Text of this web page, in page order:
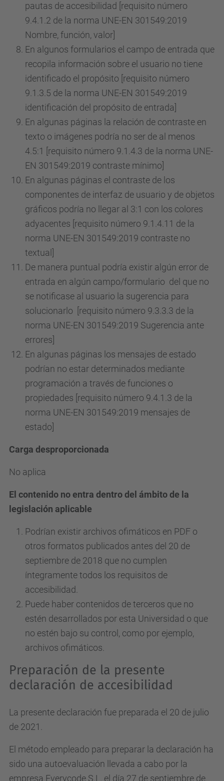
pautas de accesibilidad [requisito número
9.4.1.2 de la norma UNE-EN 301549:2019
Nombre, función, valor]
En algunos formularios el campo de entrada que
recopila información sobre el usuario no tiene
identificado el propósito [requisito número
9.1.3.5 de la norma UNE-EN 301549:2019
identificación del propósito de entrada]
En algunas páginas la relación de contraste en
texto o imágenes podría no ser de al menos
4.5:1 [requisito número 9.1.4.3 de la norma UNE-
EN 301549:2019 contraste mínimo]
En algunas páginas el contraste de los
componentes de interfaz de usuario y de objetos
gráficos podría no llegar al 3:1 con los colores
adyacentes [requisito número 9.1.4.11 de la
norma UNE-EN 301549:2019 contraste no
textual]
De manera puntual podría existir algún error de
entrada en algún campo/formulario del que no
se notificase al usuario la sugerencia para
solucionarlo [requisito número 9.3.3.3 de la
norma UNE-EN 301549:2019 Sugerencia ante
errores]
En algunas páginas los mensajes de estado
podrían no estar determinados mediante
programación a través de funciones o
propiedades [requisito número 9.4.1.3 de la
norma UNE-EN 301549:2019 mensajes de
estado]
Carga desproporcionada
No aplica
El contenido no entra dentro del ámbito de la
legislación aplicable
Podrían existir archivos ofimáticos en PDF o
otros formatos publicados antes del 20 de
septiembre de 2018 que no cumplen
íntegramente todos los requisitos de
accesibilidad.
Puede haber contenidos de terceros que no
estén desarrollados por esta Universidad o que
no estén bajo su control, como por ejemplo,
archivos ofimáticos.
Preparación de la presente
declaración de accesibilidad
La presente declaración fue preparada el 20 de julio
de 2021.
El método empleado para preparar la declaración ha
sido una autoevaluación llevada a cabo por la
empresa Everycode S.L. el día 27 de septiembre de